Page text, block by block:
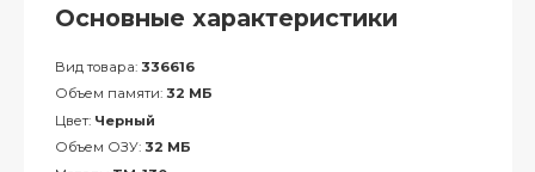
Основные характеристики
Вид товара: 336616
Объем памяти: 32 МБ
Цвет: Черный
Объем ОЗУ: 32 МБ